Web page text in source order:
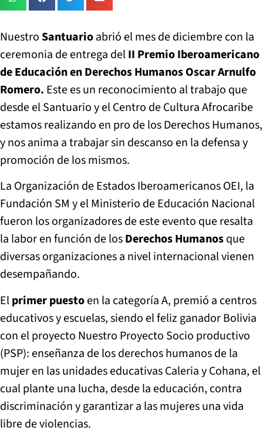
Nuestro Santuarioabrió el mes de diciembre con la
ceremonia de entrega delII Premio Iberoamericano
de Educación en Derechos Humanos Oscar Arnulfo
Romero. Este es un reconocimiento al trabajo que
desde el Santuario y el Centro de Cultura Afrocaribe
estamos realizando en pro de los Derechos Humanos,
y nos anima a trabajar sin descanso en la defensa y
promoción de los mismos.
La Organización de Estados Iberoamericanos OEI, la
Fundación SM y el Ministerio de Educación Nacional
fueron los organizadores de este evento que resalta
la labor en función de losDerechos Humanosque
diversas organizaciones a nivel internacional vienen
desempañando.
Elprimer puestoen la categoría A, premió a centros
educativos y escuelas, siendo el feliz ganador Bolivia
con el proyecto Nuestro Proyecto Socio productivo
(PSP): enseñanza de los derechos humanos de la
mujer en las unidades educativas Caleria y Cohana, el
cual plante una lucha, desde la educación, contra
discriminación y garantizar a las mujeres una vida
libre de violencias.